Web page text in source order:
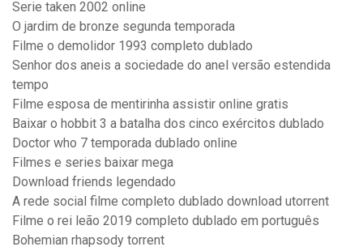
Serie taken 2002 online
O jardim de bronze segunda temporada
Filme o demolidor 1993 completo dublado
Senhor dos aneis a sociedade do anel versão estendida
tempo
Filme esposa de mentirinha assistir online gratis
Baixar o hobbit 3 a batalha dos cinco exércitos dublado
Doctor who 7 temporada dublado online
Filmes e series baixar mega
Download friends legendado
A rede social filme completo dublado download utorrent
Filme o rei leão 2019 completo dublado em português
Bohemian rhapsody torrent